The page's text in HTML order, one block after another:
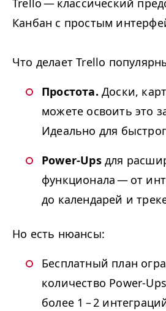
Trello — классический
Канбан с простым
Что делает Trello
Простота. Доски,
можете освоить это
Идеально для
Power-Upsдля
функционала — от
до календарей и
Но есть нюансы:
Бесплатный план
количество Power-
более 1 – 2